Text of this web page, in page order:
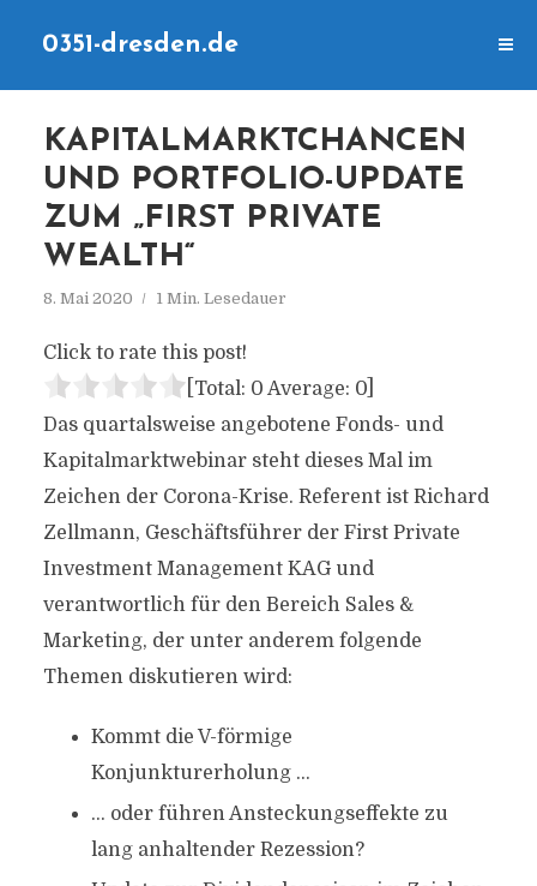
0351-dresden.de
KAPITALMARKTCHANCEN
UND PORTFOLIO-UPDATE
ZUM „FIRST PRIVATE
WEALTH“
8. Mai 2020 1 Min. Lesedauer
Click to rate this post!
[Total: 0 Average: 0]
Das quartalsweise angebotene Fonds- und
Kapitalmarktwebinar steht dieses Mal im
Zeichen der Corona-Krise. Referent ist Richard
Zellmann, Geschäftsführer der First Private
Investment Management KAG und
verantwortlich für den Bereich Sales &
Marketing, der unter anderem folgende
Themen diskutieren wird:
Kommt die V-förmige
Konjunkturerholung …
… oder führen Ansteckungseffekte zu
lang anhaltender Rezession?